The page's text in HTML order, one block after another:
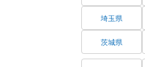
埼玉県
茨城県